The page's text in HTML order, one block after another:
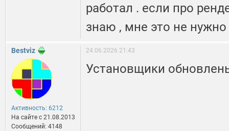
работал . если про
знаю , мне это не нужно
Bestviz
Активность: 6212
На сайте c 21.08.2013
Сообщений: 4148
24.06.2026 21:43
Установщики